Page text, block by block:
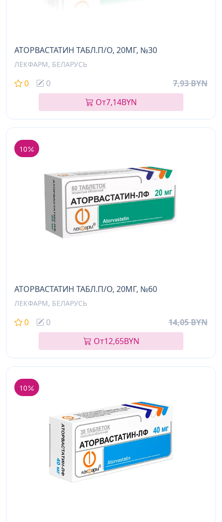
АТОРВАСТАТИН ТАБЛ.П/О, 20МГ, №30
ЛЕКФАРМ, БЕЛАРУСЬ
0 0
7,93 BYN
От7,14BYN
10
АТОРВАСТАТИН ТАБЛ.П/О, 20МГ, №60
ЛЕКФАРМ, БЕЛАРУСЬ
0 0
14,05 BYN
От12,65BYN
10